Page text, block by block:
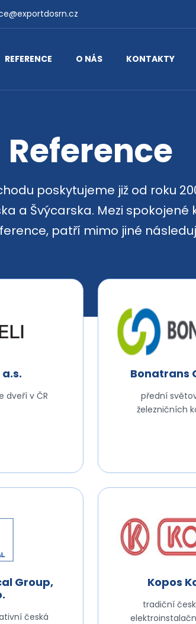
REFERENCE O NÁS KONTAKTY
Reference
poskytujeme již od roku
a Švýcarska. Mezi
patří mimo jiné
a.s.
dveří v ČR
Bonatrans
přední
železničních
Group,
česká
Kopos
tradiční